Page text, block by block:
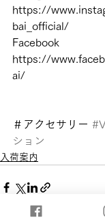
https://
bai_official/
Facebook
https://
ai/
＃アクセサリー
ション
入荷案内